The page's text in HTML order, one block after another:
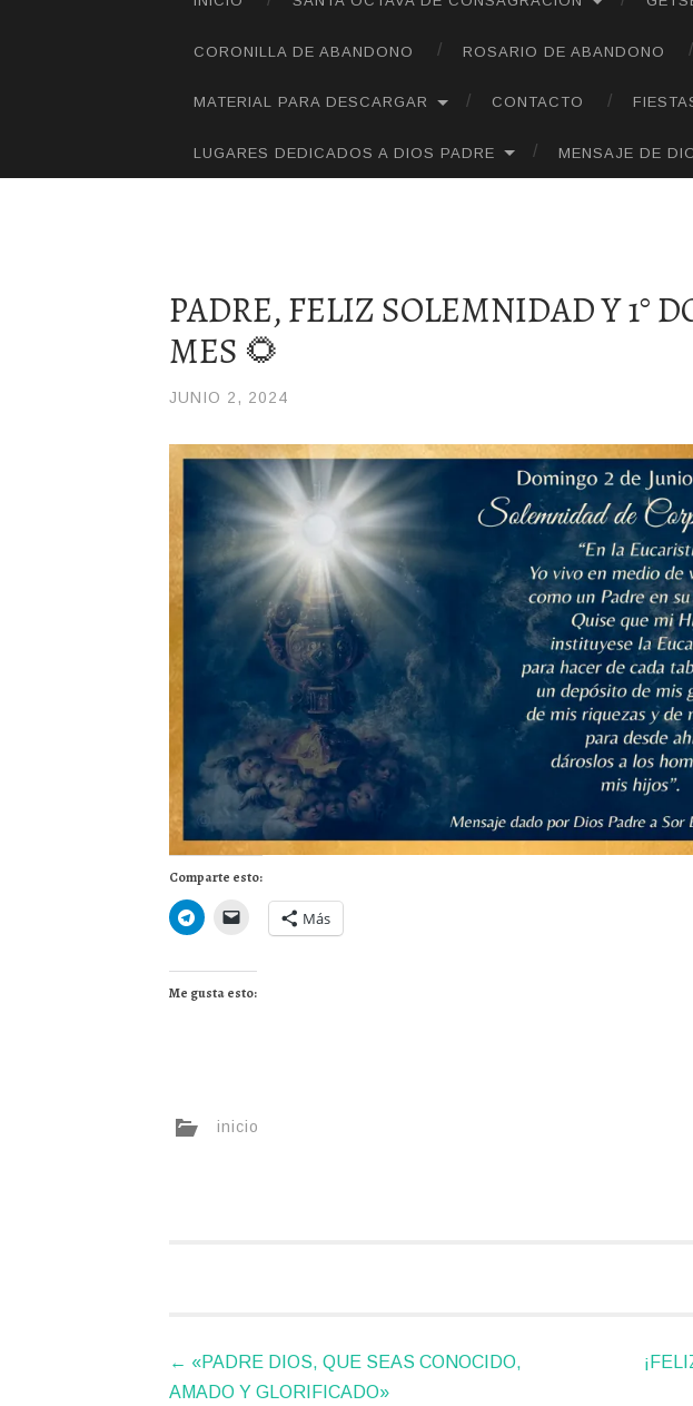
CORONILLA DE ABANDONO ROSARIO DE ABANDONO
MATERIAL PARA DESCARGAR CONTACTO
LUGARES DEDICADOS A DIOS PADRE MENSAJE DE
PADRE, FELIZ SOLEMNIDAD Y 1°
MES 🌻
JUNIO 2, 2024
Comparte esto:
Más
Me gusta esto:
inicio
de
← «PADRE DIOS, QUE SEAS CONOCIDO,
AMADO Y GLORIFICADO»